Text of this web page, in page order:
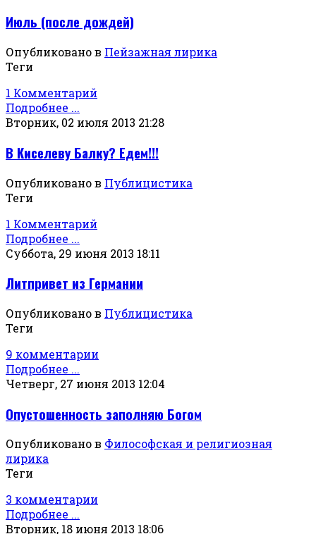
Июль (после дождей)
Опубликовано в Пейзажная лирика
Теги
1 Комментарий
Подробнее ...
Вторник, 02 июля 2013 21:28
В Киселеву Балку? Едем!!!
Опубликовано в Публицистика
Теги
1 Комментарий
Подробнее ...
Суббота, 29 июня 2013 18:11
Литпривет из Германии
Опубликовано в Публицистика
Теги
9 комментарии
Подробнее ...
Четверг, 27 июня 2013 12:04
Опустошенность заполняю Богом
Опубликовано в Философская и религиозная
лирика
Теги
3 комментарии
Подробнее ...
Вторник, 18 июня 2013 18:06